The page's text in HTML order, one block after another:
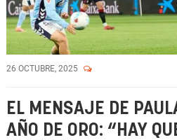
26 OCTUBRE, 2025
EL MENSAJE DE
AÑO DE ORO: “HAY